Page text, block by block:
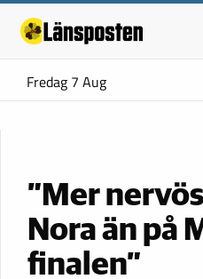
Fredag 7 Aug
”Mer
Nora än på
finalen”